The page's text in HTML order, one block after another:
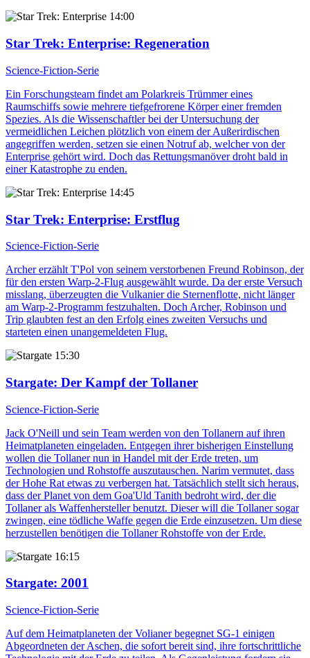
14:00
Star Trek: Enterprise: Regeneration
Science-Fiction-Serie
Ein Forschungsteam findet am Polarkreis Trümmer eines
Raumschiffs sowie mehrere tiefgefrorene Körper einer fremden
Spezies. Als die Wissenschaftler bei der Untersuchung der
vermeidlichen Leichen plötzlich von einem der Außerirdischen
angegriffen werden, setzen sie einen Notruf ab, welcher von der
Enterprise gehört wird. Doch das Rettungsmanöver droht bald in
einer Katastrophe zu enden.
14:45
Star Trek: Enterprise: Erstflug
Science-Fiction-Serie
Archer erzählt T'Pol von seinem verstorbenen Freund Robinson, der
für den ersten Warp-2-Flug ausgewählt wurde. Da der erste Versuch
misslang, überzeugten die Vulkanier die Sternenflotte, nicht länger
am Warp-2-Programm festzuhalten. Doch Archer, Robinson und
Trip glaubten fest an den Erfolg eines zweiten Versuchs und
starteten einen unangemeldeten Flug.
15:30
Stargate: Der Kampf der Tollaner
Science-Fiction-Serie
Jack O'Neill und sein Team werden von den Tollanern auf ihren
Heimatplaneten eingeladen. Entgegen ihrer bisherigen Einstellung
wollen die Tollaner nun in Handel mit der Erde treten, um
Technologien und Rohstoffe auszutauschen. Narim vermutet, dass
der Hohe Rat etwas zu verbergen hat. Tatsächlich stellt sich heraus,
dass der Planet von dem Goa'Uld Tanith bedroht wird, der die
Tollaner als Waffenhersteller benutzt. Dieser will die Tollaner sogar
zwingen, eine tödliche Waffe gegen die Erde einzusetzen. Um diese
herzustellen benötigen die Tollaner Rohstoffe von der Erde.
16:15
Stargate: 2001
Science-Fiction-Serie
Auf dem Heimatplaneten der Volianer begegnet SG-1 einigen
Abgeordneten der Aschen, die sofort bereit sind, ihre fortschrittliche